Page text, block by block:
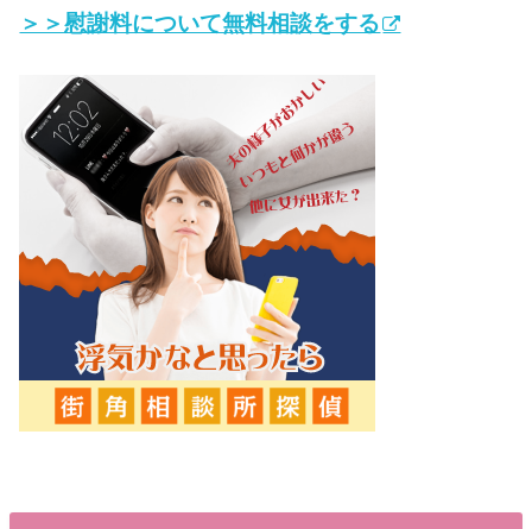
＞＞慰謝料について無料相談をする